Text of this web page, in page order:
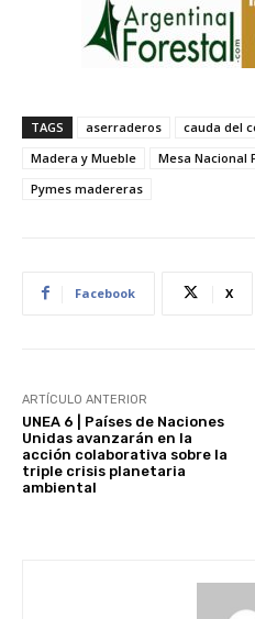
TAGS aserraderos cauda del
Madera y Mueble
Mesa Nacional
Pymes madereras
Facebook X
ARTÍCULO ANTERIOR
UNEA 6 | Países de Naciones
Unidas avanzarán en la
acción colaborativa sobre la
triple crisis planetaria
ambiental